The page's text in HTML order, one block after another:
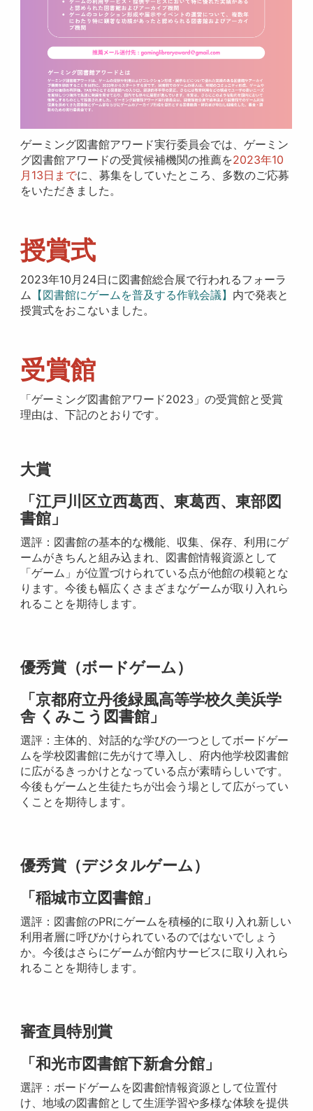
ゲーミング図書館アワード実行委員会では、ゲーミン
グ図書館アワードの受賞候補機関の推薦を2023年10
月13日までに、募集をしていたところ、多数のご応募
をいただきました。
授賞式
2023年10月24日に図書館総合展で行われるフォーラ
ム 【図書館にゲームを普及する作戦会議】 内で発表と
授賞式をおこないました。
受賞館
「ゲーミング図書館アワード2023」の受賞館と受賞
理由は、下記のとおりです。
大賞
「江戸川区立西葛西、東葛西、東部図
書館」
選評：図書館の基本的な機能、収集、保存、利用にゲ
ームがきちんと組み込まれ、図書館情報資源として
「ゲーム」が位置づけられている点が他館の模範とな
ります。今後も幅広くさまざまなゲームが取り入れら
れることを期待します。
優秀賞（ボードゲーム）
「京都府立丹後緑風高等学校久美浜学
舎 くみこう図書館」
選評：主体的、対話的な学びの一つとしてボードゲー
ムを学校図書館に先がけて導入し、府内他学校図書館
に広がるきっかけとなっている点が素晴らしいです。
今後もゲームと生徒たちが出会う場として広がってい
くことを期待します。
優秀賞（デジタルゲーム）
「稲城市立図書館」
選評：図書館のPRにゲームを積極的に取り入れ新しい
利用者層に呼びかけられているのではないでしょう
か。今後はさらにゲームが館内サービスに取り入れら
れることを期待します。
審査員特別賞
「和光市図書館下新倉分館」
選評：ボードゲームを図書館情報資源として位置付
け、地域の図書館として生涯学習や多様な体験を提供